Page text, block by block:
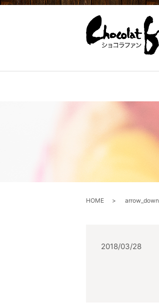
HOME arrow_down
2018/03/28